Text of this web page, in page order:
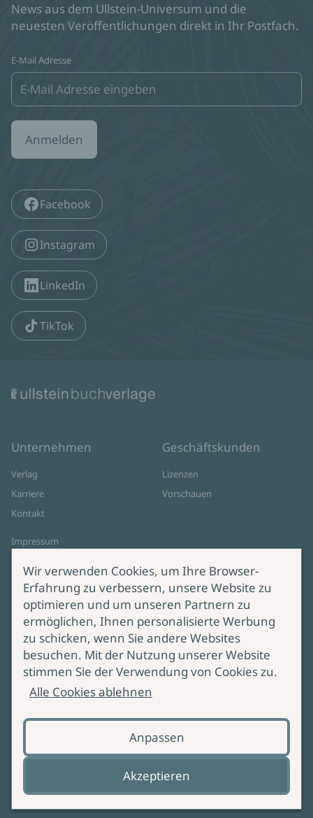
News aus dem Ullstein-Universum und die
neuesten Veröffentlichungen direkt in Ihr Postfach.
E-Mail Adresse
Anmelden
Facebook
Instagram
LinkedIn
TikTok
Unternehmen
Verlag
Karriere
Kontakt
Impressum
Cookie-Einstellungen
AGB Online Shop
Geschäftskunden
Lizenzen
Vorschauen
Service
Lieferung & Versand
Produktsicherheit
Bei Fragen zur Produktsicherheit
wenden Sie sich bitte an
Wir verwenden Cookies, um Ihre Browser-
Erfahrung zu verbessern, unsere Website zu
optimieren und um unseren Partnern zu
ermöglichen, Ihnen personalisierte Werbung
zu schicken, wenn Sie andere Websites
besuchen. Mit der Nutzung unserer Website
stimmen Sie der Verwendung von Cookies zu.
Alle Cookies ablehnen
Anpassen
Akzeptieren